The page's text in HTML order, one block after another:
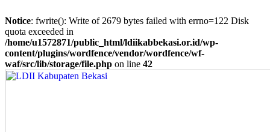
Notice: fwrite(): Write of 2679 bytes failed with errno=122 Disk
quota exceeded in
/home/u1572871/public_html/ldiikabbekasi.or.id/wp-
content/plugins/wordfence/vendor/wordfence/wf-
waf/src/lib/storage/file.php on line 42
Skip